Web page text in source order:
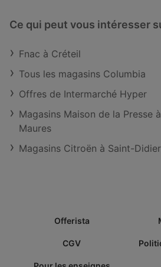
Ce qui peut vous intéresser
Fnac à Créteil
Tous les magasins Columbia
Offres de Intermarché Hyper
Magasins Maison de la Presse
Maures
Magasins Citroën à Saint-
Offerista
CGV